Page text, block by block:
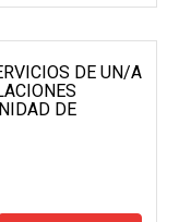
DE UN/A
DE